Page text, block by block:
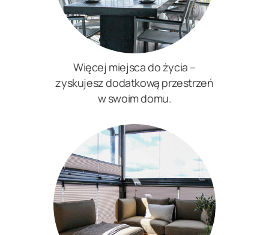
Więcej miejsca do życia –
zyskujesz dodatkową przestrzeń
w swoim domu.